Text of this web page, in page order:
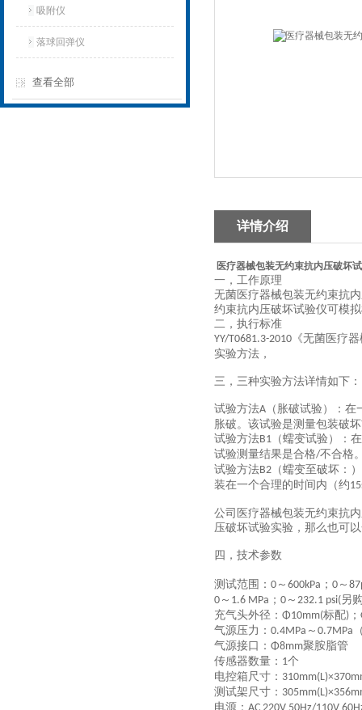
吸附仪
落球回弹仪
查看全部
详情介绍
医疗器械包装无约束抗内压破坏
一，工作原理
无菌医疗器械包装无约束抗
约束抗内压破坏试验仪可模
二，执行标准
YY/T0681.3-2010 《无菌医疗
实验方法，
三， 三种实验方法详情如下：
试验方法A （胀破试验） ： 在
胀破。该试验是测量包装破
试验方法B1 （蠕变试验） ：
试验测量结果是合格/不合格
试验方法B2 （蠕变至破坏 ：
装在一个合理的时间内（约
公司 医疗器械包装无约束抗
压破坏试验实验，那么也可
四，技术参数
测试范围： 0 ～ 600kPa ； 0 ～
0 ～ 1.6 MPa ； 0 ～ 232.1 psi(另
充气头外径： Φ10mm(标配) ；
气源压力： 0.4MPa ～ 0.7MPa
气源接口： Φ8mm聚胺脂管
传感器数量： 1个
电控箱尺寸：
测试架尺寸：
电源：